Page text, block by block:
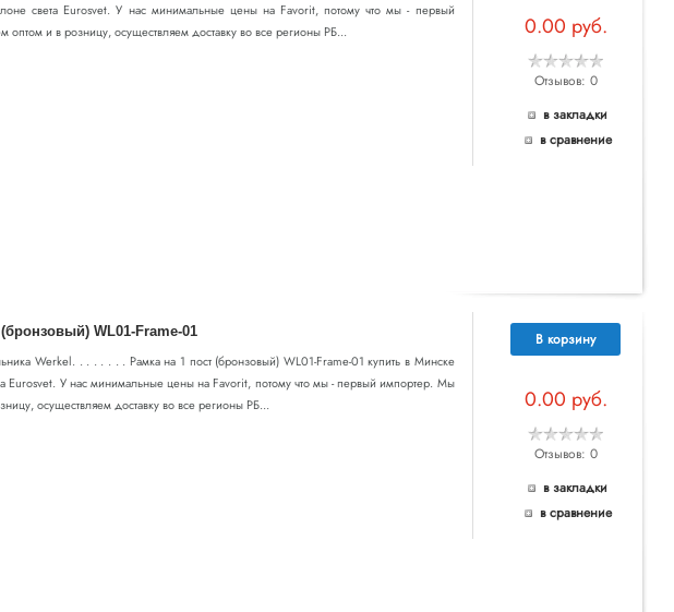
0.00 руб.
Отзывов: 0
в закладки
в сравнение
света Eurosvet. У нас минимальные цены на Favorit, потому что мы - первый
оптом и в розницу, осуществляем доставку во все регионы РБ...
WL01-Frame-01 В корзину
0.00 руб.
Отзывов: 0
в закладки
в сравнение
Werkel. . . . . . . . Рамка на 1 пост (бронзовый) WL01-Frame-01 купить в Минске
Eurosvet. У нас минимальные цены на Favorit, потому что мы - первый импортер. Мы
осуществляем доставку во все регионы РБ...